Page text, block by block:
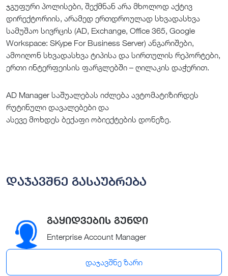
ჯგუფური პოლისები, შექმნან არა მხოლოდ აქტივ
დირექტორიის, არამედ ერთდროულად სხვადასხვა
სამუშაო სივრცის (AD, Exchange, Office 365, Google
Workspace: SKype For Business Server) ანგარიშები,
ამოიღონ სხვადასხვა ტიპისა და სირთულის რეპორტები,
ერთი ინტერფეისის ფარგლებში – ღილაკის დაჭერით.
AD Manager საშუალებას იძლება ავტომატიზირდეს
რუტინული დავალებები და
ასევე მოხდეს ბექაფი ობიექტების დონეზე.
დაჯავშნე გასაუბრება
გაყიდვების გუნდი
Enterprise Account Manager
დაჯავშნე ზარი